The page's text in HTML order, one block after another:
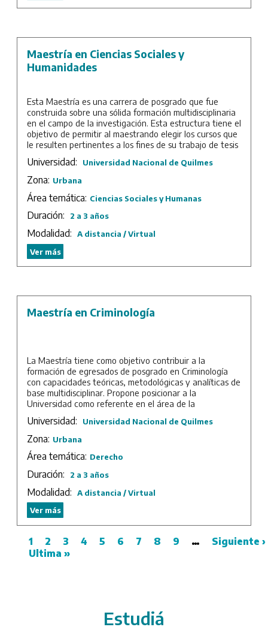
internacional.
Duración: 3 años.
Maestría en Ciencias Sociales y
Humanidades
Esta Maestría es una carrera de posgrado que fue
construida sobre una sólida formación multidisciplinaria
en el campo de la investigación. Esta estructura tiene el
objetivo de permitir al maestrando elegir los cursos que
le resulten pertinentes a los fines de su trabajo de tesis
y, con ello, construir el perfil que considere más
apropiado a sus intereses. Para hacerlo, el alumno
cuenta con consejeros para cada mención que lo
académico con el objetivo de aprovechar al máximo las
ventajas de esta estructura curricular.
La Maestría cuenta con cuatro orientaciones: Historia,
Sociología, Comunicación, y Política y gestión pública.
Los cursos de posgrado que los maestrandos pueden
elegir se basan en sólidas líneas de trabajo radicadas en
prestigiosa trayectoria de la Universidad Virtual
cual permite ofrecer a los graduados de Argentina y del
Duración: 3 años.
Universidad: Universidad Nacional de Quilmes
Zona: Urbana
Área temática: Ciencias Sociales y Humanas
Duración: 2 a 3 años
Modalidad:
A distancia / Virtual
Ver más
Maestría en Criminología
La Maestría tiene como objetivo contribuir a la
formación de egresados de posgrado en Criminología
con capacidades teóricas, metodológicas y analíticas de
base multidisciplinar. Propone posicionar a la
Universidad como referente en el área de la
criminología en la región latinoamericana. Ofrecer un
plan de estudios de alta calidad académica y que
responda flexiblemente a la actualización permanente
académica y multidisciplinar en el campo de la
criminología. Proveer de herramientas teóricas y
metodológicas a los egresados que sirvan para explicar,
analizar e intervenir en la compleja realidad del delito y
del control del delito. Transferir a los alumnos un
conjunto de herramientas que les permita intervenir en
adquiridos por el cursado de las diferentes asignaturas
y actividades a los fines de aplicarlos en ámbitos
Universidad: Universidad Nacional de Quilmes
Zona: Urbana
Área temática: Derecho
Duración: 2 a 3 años
Modalidad:
A distancia / Virtual
Ver más
Pagination
Page
1 Page
2 Page
3 Page
4 Page
5 Page
6 Page
7 Page
8 Page
9 …
Next
Siguiente ›
Last
Ultima »
Estudiá
/universidades